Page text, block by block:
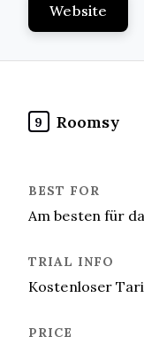
Website
9 Roomsy
Am besten für
Kostenloser